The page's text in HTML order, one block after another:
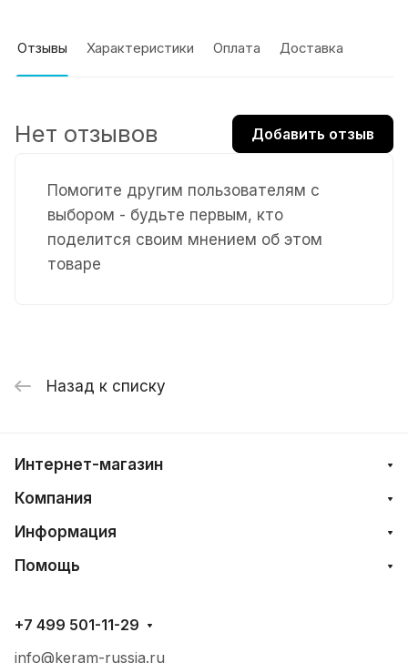
Отзывы Характеристики Оплата Доставка
Помогите другим пользователям с
выбором - будьте первым, кто
поделится своим мнением об этом
товаре
Нет отзывов Добавить отзыв
Назад к списку
Интернет-магазин
Компания
Информация
Помощь
+7 499 501-11-29
info@keram-russia.ru